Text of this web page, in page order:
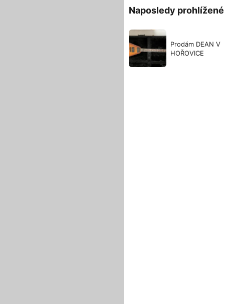
Naposledy prohlížené
Prodám DEAN V
HOŘOVICE